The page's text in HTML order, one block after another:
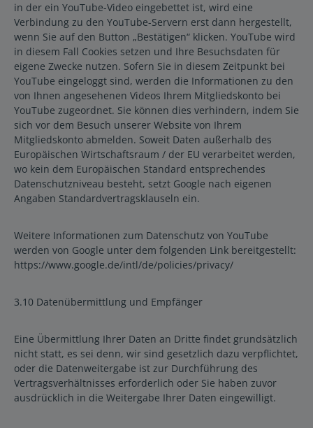
in der ein YouTube-Video eingebettet ist, wird eine
Verbindung zu den YouTube-Servern erst dann hergestellt,
wenn Sie auf den Button „Bestätigen“ klicken. YouTube wird
in diesem Fall Cookies setzen und Ihre Besuchsdaten für
eigene Zwecke nutzen. Sofern Sie in diesem Zeitpunkt bei
YouTube eingeloggt sind, werden die Informationen zu den
von Ihnen angesehenen Videos Ihrem Mitgliedskonto bei
YouTube zugeordnet. Sie können dies verhindern, indem Sie
sich vor dem Besuch unserer Website von Ihrem
Mitgliedskonto abmelden. Soweit Daten außerhalb des
Europäischen Wirtschaftsraum / der EU verarbeitet werden,
wo kein dem Europäischen Standard entsprechendes
Datenschutzniveau besteht, setzt Google nach eigenen
Angaben Standardvertragsklauseln ein.
Weitere Informationen zum Datenschutz von YouTube
werden von Google unter dem folgenden Link bereitgestellt:
https://www.google.de/intl/de/policies/privacy/
3.10 Datenübermittlung und Empfänger
Eine Übermittlung Ihrer Daten an Dritte findet grundsätzlich
nicht statt, es sei denn, wir sind gesetzlich dazu verpflichtet,
oder die Datenweitergabe ist zur Durchführung des
Vertragsverhältnisses erforderlich oder Sie haben zuvor
ausdrücklich in die Weitergabe Ihrer Daten eingewilligt.